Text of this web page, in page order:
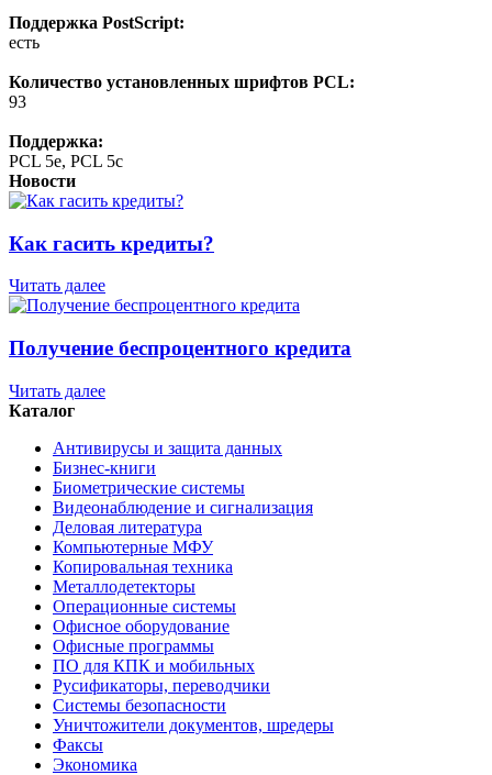
Поддержка PostScript:
есть
Количество установленных шрифтов PCL:
93
Поддержка:
PCL 5e, PCL 5c
Новости
Как гасить кредиты?
Читать далее
Получение беспроцентного кредита
Читать далее
Каталог
Антивирусы и защита данных
Бизнес-книги
Биометрические системы
Видеонаблюдение и сигнализация
Деловая литература
Компьютерные МФУ
Копировальная техника
Металлодетекторы
Операционные системы
Офисное оборудование
Офисные программы
ПО для КПК и мобильных
Русификаторы, переводчики
Системы безопасности
Уничтожители документов, шредеры
Факсы
Экономика